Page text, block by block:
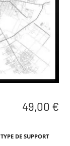
49,00 €
TYPE DE SUPPORT